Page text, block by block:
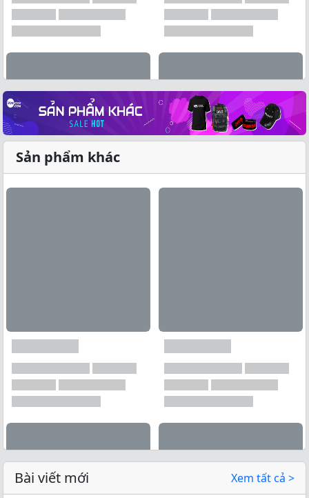
Xem tất cả →
Sản phẩm khác
Bài viết mới Xem tất cả >